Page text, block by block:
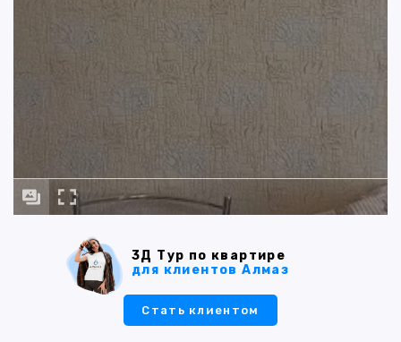
3Д Тур по квартире
для клиентов Алмаз
Стать клиентом